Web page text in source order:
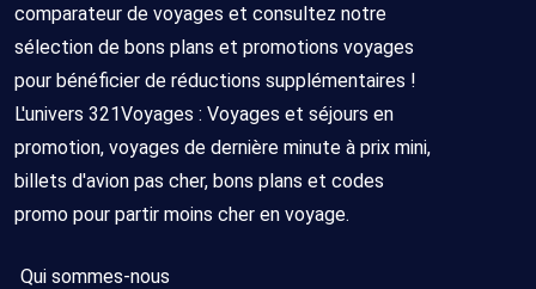
comparateur de voyages et consultez notre
sélection de bons plans et promotions voyages
pour bénéficier de réductions supplémentaires !
L'univers 321Voyages : Voyages et séjours en
promotion, voyages de dernière minute à prix mini,
billets d'avion pas cher, bons plans et codes
promo pour partir moins cher en voyage.
Qui sommes-nous